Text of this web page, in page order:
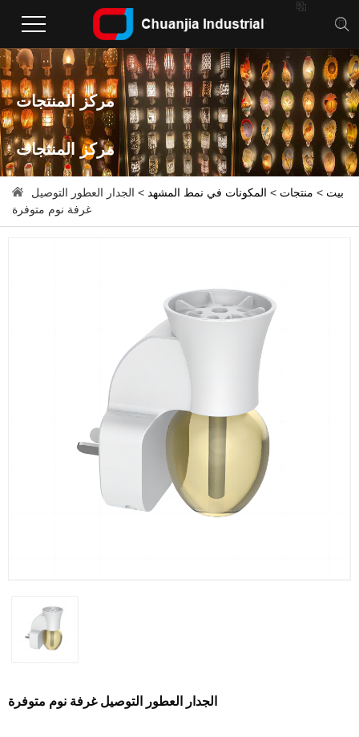

مركز المنتجات
مركز المنتجات
بيت > منتجات > المكونات في نمط المشهد > الجدار العطور التوصيل
غرفة نوم متوفرة
الجدار العطور التوصيل غرفة نوم متوفرة